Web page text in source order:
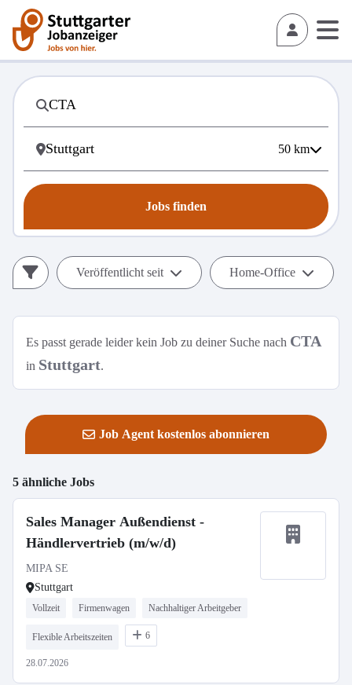
50 km
Jobs finden
Veröffentlicht seit Home-Office
Es passt gerade leider kein Job zu deiner Suche nach CTA
in Stuttgart.
Job Agent kostenlos abonnieren
5 ähnliche Jobs
Sales Manager Außendienst -
Händlervertrieb (m/w/d)
MIPA SE
Stuttgart
Vollzeit Firmenwagen Nachhaltiger Arbeitgeber
Flexible Arbeitszeiten 6
28.07.2026